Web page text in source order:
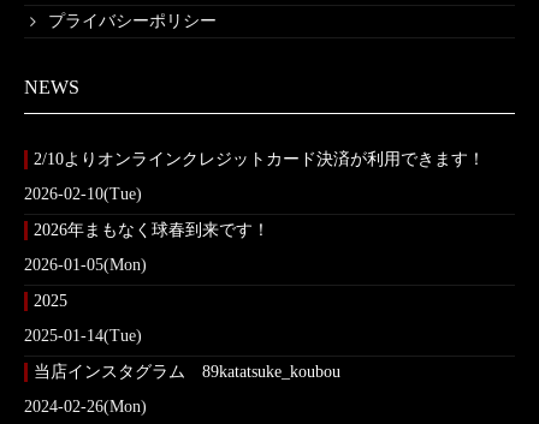
プライバシーポリシー
NEWS
2/10よりオンラインクレジットカード決済が利用できます！
2026-02-10(Tue)
2026年まもなく球春到来です！
2026-01-05(Mon)
2025
2025-01-14(Tue)
当店インスタグラム 89katatsuke_koubou
2024-02-26(Mon)